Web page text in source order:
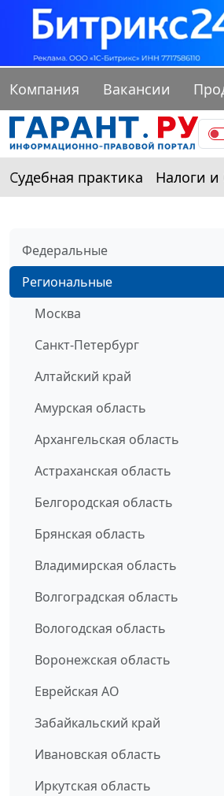
Компания Вакансии
Судебная практика Налоги и
Федеральные
Региональные
Москва
Санкт-Петербург
Алтайский край
Амурская область
Архангельская область
Астраханская область
Белгородская область
Брянская область
Владимирская область
Волгоградская область
Вологодская область
Воронежская область
Еврейская АО
Забайкальский край
Ивановская область
Иркутская область